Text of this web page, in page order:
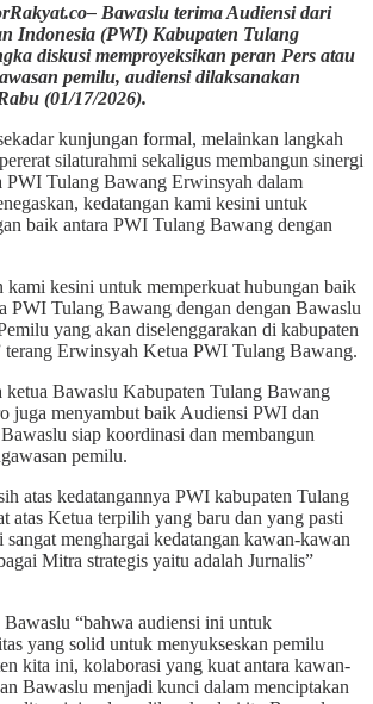
Bawaslu terima Audiensi dari
Indonesia (PWI) Kabupaten Tulang
diskusi memproyeksikan peran Pers atau
pemilu, audiensi dilaksanakan
(01/17/2026).
kunjungan formal, melainkan langkah
silaturahmi sekaligus membangun sinergi
PWI Tulang Bawang Erwinsyah dalam
kedatangan kami kesini untuk
baik antara PWI Tulang Bawang dengan
kami kesini untuk memperkuat hubungan baik
PWI Tulang Bawang dengan dengan Bawaslu
yang akan diselenggarakan di kabupaten
Erwinsyah Ketua PWI Tulang Bawang.
ketua Bawaslu Kabupaten Tulang Bawang
juga menyambut baik Audiensi PWI dan
siap koordinasi dan membangun
pemilu.
atas kedatangannya PWI kabupaten Tulang
atas Ketua terpilih yang baru dan yang pasti
sangat menghargai kedatangan kawan-kawan
Mitra strategis yaitu adalah Jurnalis”
“bahwa audiensi ini untuk
yang solid untuk menyukseskan pemilu
kita ini, kolaborasi yang kuat antara kawan-
Bawaslu menjadi kunci dalam menciptakan